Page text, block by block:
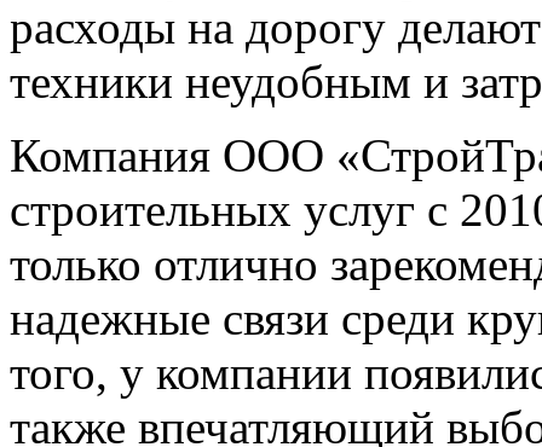
расходы на дорогу
техники неудобным и
Компания ООО
строительных услуг с
только отлично
надежные связи среди
того, у компании
также впечатляющий